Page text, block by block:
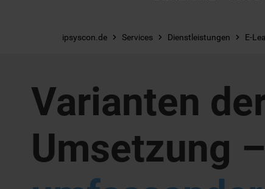
ipsyscon.de Services Dienstleistungen E-
Varianten
Umsetzung –